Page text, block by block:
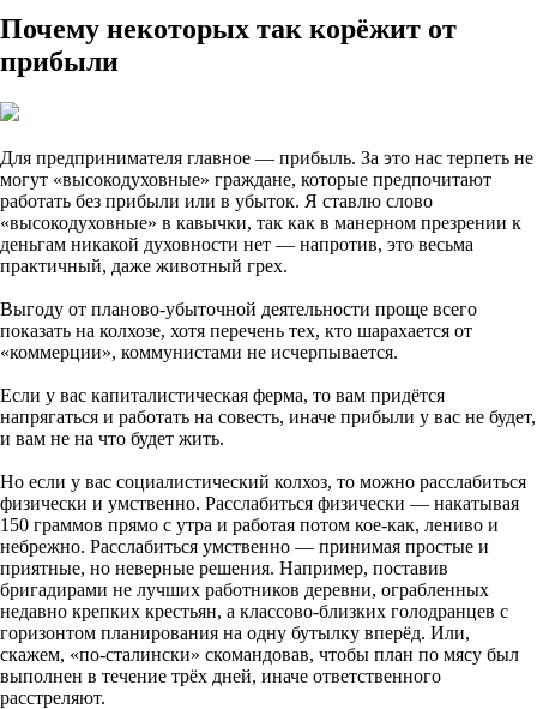
Почему некоторых так корёжит от
прибыли
Для предпринимателя главное — прибыль. За это нас терпеть не
могут «высокодуховные» граждане, которые предпочитают
работать без прибыли или в убыток. Я ставлю слово
«высокодуховные» в кавычки, так как в манерном презрении к
деньгам никакой духовности нет — напротив, это весьма
практичный, даже животный грех.
Выгоду от планово-убыточной деятельности проще всего
показать на колхозе, хотя перечень тех, кто шарахается от
«коммерции», коммунистами не исчерпывается.
Если у вас капиталистическая ферма, то вам придётся
напрягаться и работать на совесть, иначе прибыли у вас не будет,
и вам не на что будет жить.
Но если у вас социалистический колхоз, то можно расслабиться
физически и умственно. Расслабиться физически — накатывая
150 граммов прямо с утра и работая потом кое-как, лениво и
небрежно. Расслабиться умственно — принимая простые и
приятные, но неверные решения. Например, поставив
бригадирами не лучших работников деревни, ограбленных
недавно крепких крестьян, а классово-близких голодранцев с
горизонтом планирования на одну бутылку вперёд. Или,
скажем, «по-сталински» скомандовав, чтобы план по мясу был
выполнен в течение трёх дней, иначе ответственного
расстреляют.